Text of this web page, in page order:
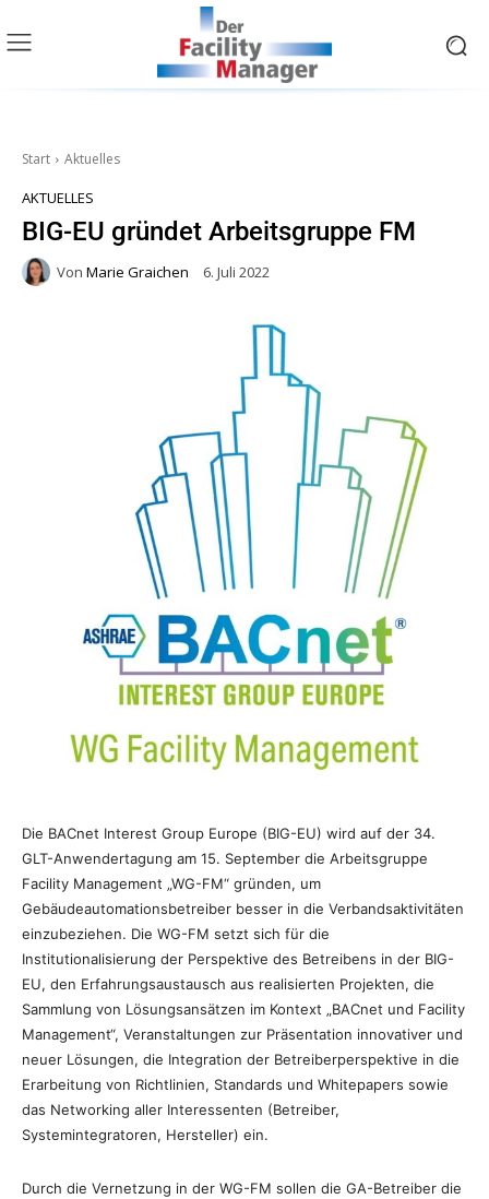
Start Aktuelles
AKTUELLES
BIG-EU gründet Arbeitsgruppe FM
Von Marie Graichen 6. Juli 2022
Die BACnet Interest Group Europe (BIG-EU) wird auf der 34.
GLT-Anwendertagung am 15. September die Arbeitsgruppe
Facility Management „WG-FM“ gründen, um
Gebäudeautomationsbetreiber besser in die Verbandsaktivitäten
einzubeziehen. Die WG-FM setzt sich für die
Institutionalisierung der Perspektive des Betreibens in der BIG-
EU, den Erfahrungsaustausch aus realisierten Projekten, die
Sammlung von Lösungsansätzen im Kontext „BACnet und Facility
Management“, Veranstaltungen zur Präsentation innovativer und
neuer Lösungen, die Integration der Betreiberperspektive in die
Erarbeitung von Richtlinien, Standards und Whitepapers sowie
das Networking aller Interessenten (Betreiber,
Systemintegratoren, Hersteller) ein.
Durch die Vernetzung in der WG-FM sollen die GA-Betreiber die